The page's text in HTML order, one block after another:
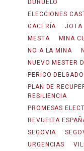
DURUELO
ELECCIONES
GACERÍA
JOTA
MESTA
MINA
NO A LA MINA
NUEVO MESTER
PERICO DELGADO
PLAN DE
RESILIENCIA
PROMESAS
REVUELTA
SEGOVIA
URGENCIAS